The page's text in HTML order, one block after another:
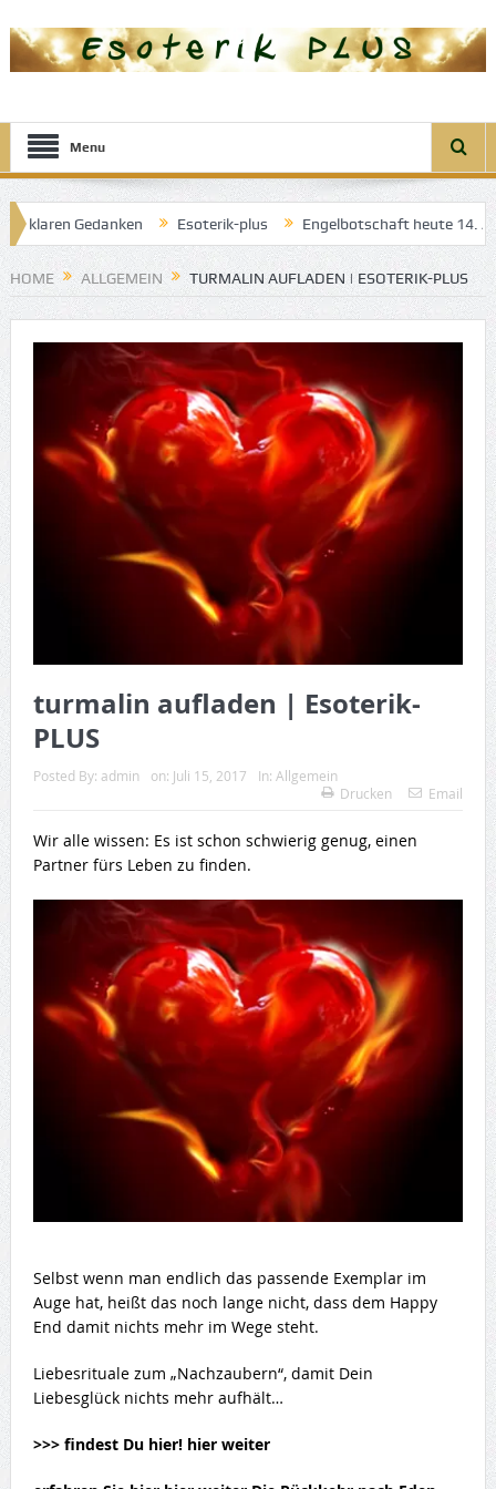
Menu
klaren Gedanken Esoterik-plus Engelbotschaft heute 14.
der guten Träume
HOME ALLGEMEIN TURMALIN AUFLADEN | ESOTERIK-PLUS
turmalin aufladen | Esoterik-
PLUS
Posted By: admin on: Juli 15, 2017 In: Allgemein
Drucken
Email
Wir alle wissen: Es ist schon schwierig genug, einen
Partner fürs Leben zu finden.
Selbst wenn man endlich das passende Exemplar im
Auge hat, heißt das noch lange nicht, dass dem Happy
End damit nichts mehr im Wege steht.
Liebesrituale zum „Nachzaubern“, damit Dein
Liebesglück nichts mehr aufhält…
>>> findest Du hier! hier weiter